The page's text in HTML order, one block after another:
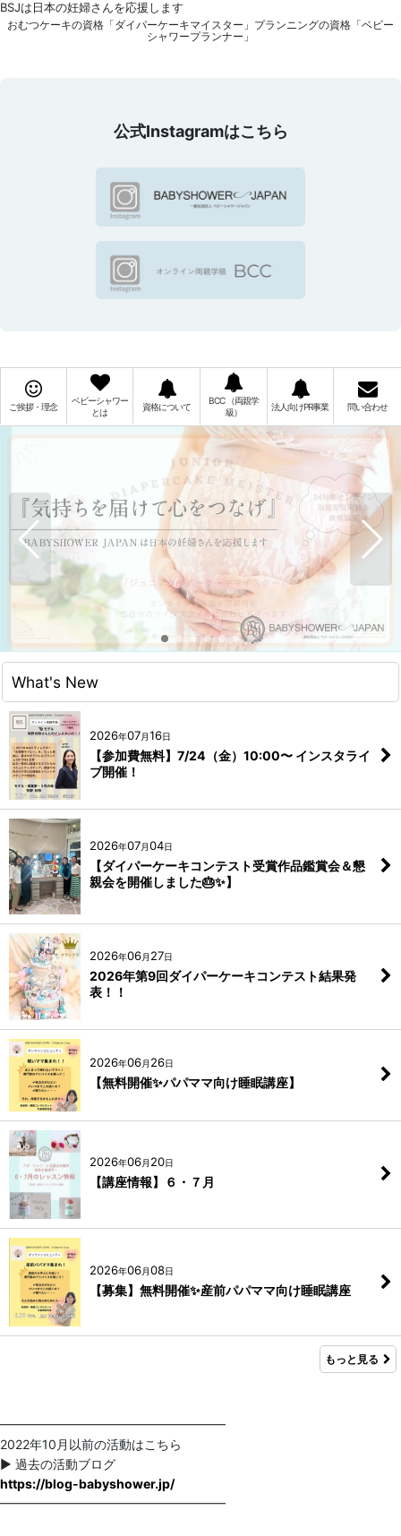
BSJは日本の妊婦さんを応援します
おむつケーキの資格「ダイパーケーキマイスター」プランニングの資格「ベビー
シャワープランナー」
公式Instagramはこちら
ご挨拶・理念
ベビーシャワー
とは
資格について
BCC （両親学
級）
法人向けPR事業 問い合わせ
What's New
2026年07月16日
【参加費無料】7/24（金）10:00〜 インスタライ
ブ開催！
2026年07月04日
【ダイパーケーキコンテスト受賞作品鑑賞会＆懇
親会を開催しました🎂✨】
2026年06月 27日
2026年第9回ダイパーケーキコンテスト結果発
表！！
2026年06月 26日
【無料開催✨パパママ向け睡眠講座】
2026年06月 20日
【講座情報】６・７月
2026年06月08日
【募集】無料開催✨産前パパママ向け睡眠講座
もっと見る
━━━━━━━━━━━━━━━━━━
2022年10月以前の活動はこちら
▶ 過去の活動ブログ
https://blog-babyshower.jp/
━━━━━━━━━━━━━━━━━━